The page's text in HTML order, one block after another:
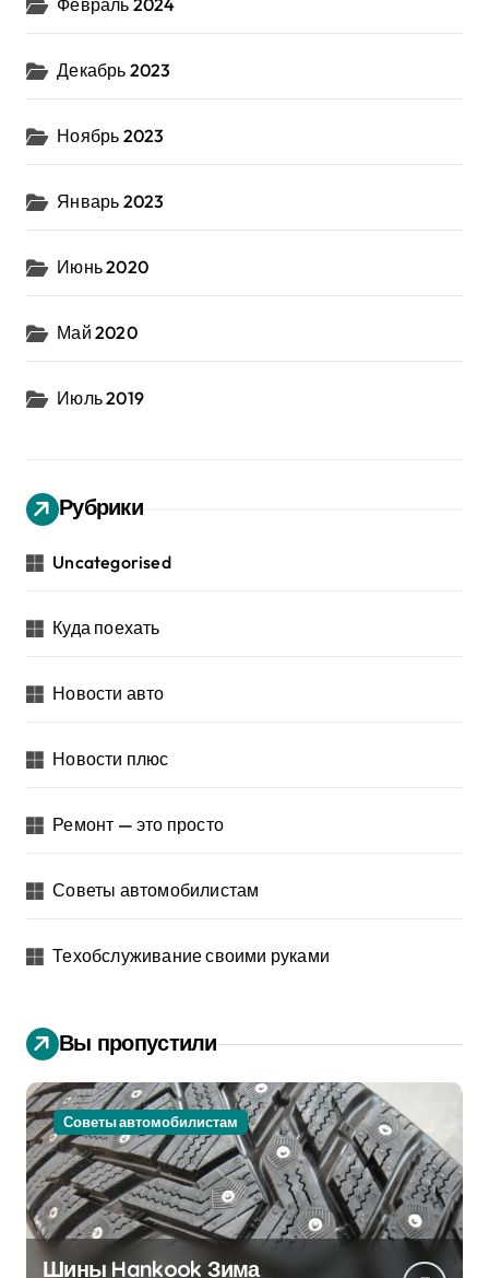
Февраль 2024
Декабрь 2023
Ноябрь 2023
Январь 2023
Июнь 2020
Май 2020
Июль 2019
Рубрики
Uncategorised
Куда поехать
Новости авто
Новости плюс
Ремонт — это просто
Советы автомобилистам
Техобслуживание своими руками
Вы пропустили
Советы автомобилистам
Шины Hankook Зима